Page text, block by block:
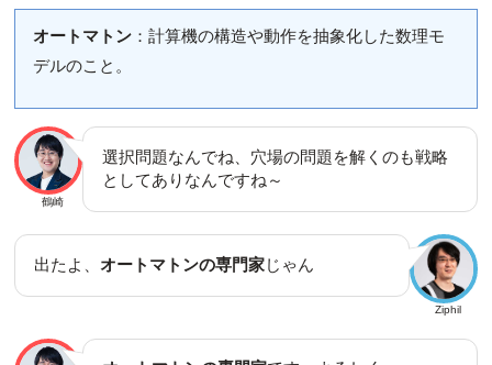
オートマトン：計算機の構造や動作を抽象化した数理モ
デルのこと。
鶴崎
選択問題なんでね、穴場の問題を解くのも戦略
としてありなんですね～
Ziphil
出たよ、 オートマトンの専門家じゃん